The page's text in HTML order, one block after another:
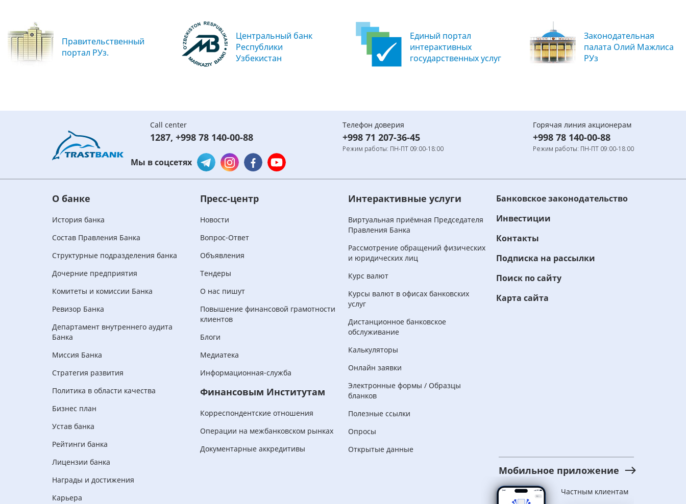
Правительственный
портал РУз.
Центральный банк
Республики
Узбекистан
Единый портал
интерактивных
государственных услуг
Законодательная
палата Олий Мажлиса
РУз
Call center
1287, +998 78 140-00-88
Телефон доверия
+998 71 207-36-45
Режим работы: ПН-ПТ 09:00-18:00
Горячая линия акционерам
+998 78 140-00-88
Режим работы: ПН-ПТ 09:00-18:00
Мы в соцсетях
О банке
История банка
Состав Правления Банка
Структурные подразделения банка
Дочерние предприятия
Комитеты и комиссии Банка
Ревизор Банка
Департамент внутреннего аудита
Банка
Миссия Банка
Стратегия развития
Политика в области качества
Бизнес план
Устав банка
Рейтинги банка
Лицензии банка
Награды и достижения
Карьера
Пресс-центр
Новости
Вопрос-Ответ
Объявления
Тендеры
О нас пишут
Повышение финансовой грамотности
клиентов
Блоги
Медиатека
Информационная-служба
Финансовым Институтам
Корреспондентские отношения
Операции на межбанковском рынках
Документарные аккредитивы
Интерактивные услуги
Виртуальная приёмная Председателя
Правления Банка
Рассмотрение обращений физических
и юридических лиц
Курс валют
Курсы валют в офисах банковских
услуг
Дистанционное банковское
обслуживание
Калькуляторы
Онлайн заявки
Электронные формы / Образцы
бланков
Полезные ссылки
Опросы
Открытые данные
Банковское законодательство
Инвестиции
Контакты
Подписка на рассылки
Поиск по сайту
Карта сайта
Мобильное приложение
Частным клиентам